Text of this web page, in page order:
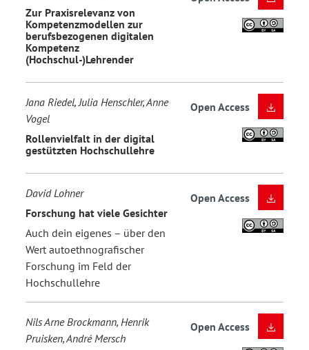
Zur Praxisrelevanz von
Kompetenzmodellen zur
berufsbezogenen digitalen
Kompetenz
(Hochschul-)Lehrender
Jana Riedel, Julia Henschler, Anne
Vogel
Rollenvielfalt in der digital
gestützten Hochschullehre
Open Access
David Lohner
Forschung hat viele Gesichter
Auch dein eigenes – über den
Wert autoethnografischer
Forschung im Feld der
Hochschullehre
Open Access
Nils Arne Brockmann, Henrik
Pruisken, André Mersch
Open Access